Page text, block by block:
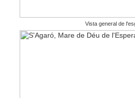
Vista general de